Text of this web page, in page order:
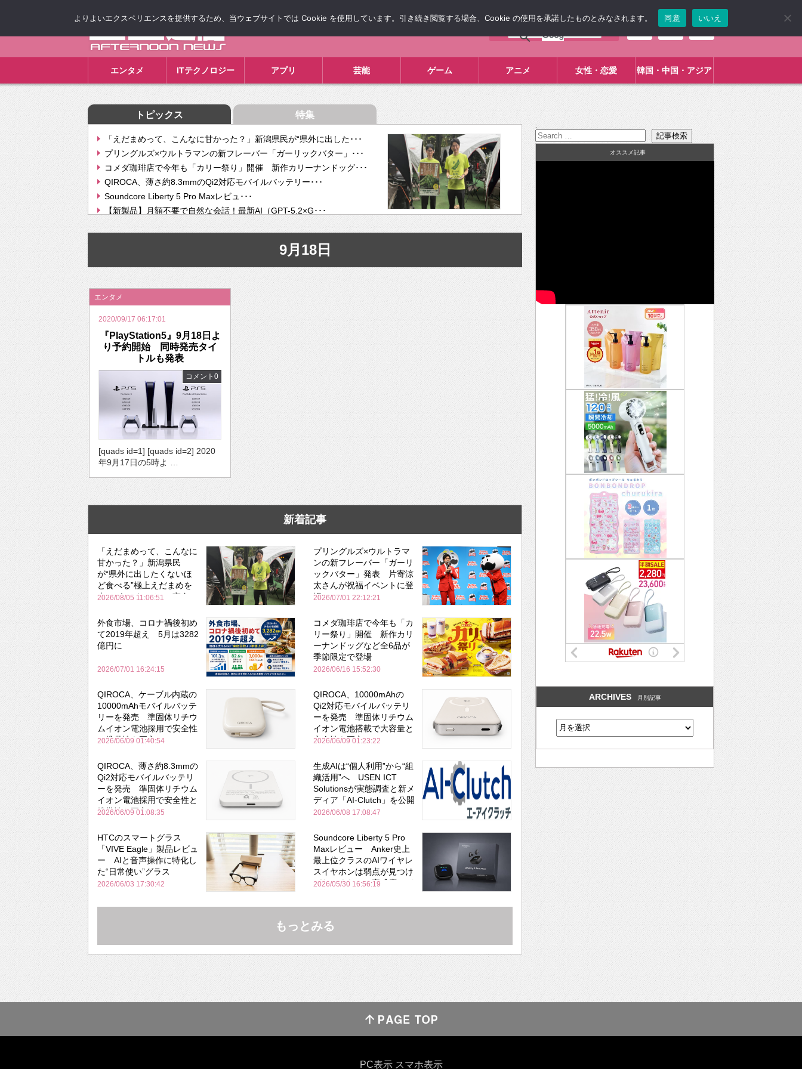
エンタメ ITテクノロジー アプリ 芸能 ゲーム アニメ 女性・恋愛 韓国・中国・アジア
トピックス 特集
「えだまめって、こんなに甘かった？」新潟県民が“県外に出した･･･
プリングルズ×ウルトラマンの新フレーバー「ガーリックバター」･･･
コメダ珈琲店で今年も「カリー祭り」開催 新作カリーナンドッグ･･･
QIROCA、薄さ約8.3mmのQi2対応モバイルバッテリー･･･
Soundcore Liberty 5 Pro Maxレビュ･･･
【新製品】月額不要で自然な会話！最新AI（GPT-5.2×G･･･
【次世代の没入感と生産性】VITURE Luma Ultra･･･
挫折率8割の壁をAIで突破。ジャストシステム、”自分が今話し･･･
2026年のバレンタインは「自分で作って、想いを渡す」 TE･･･
9月18日
エンタメ
2020/09/17 06:17:01
『PlayStation5』9月18日よ
り予約開始 同時発売タイ
トルも発表
コメント0
[quads id=1] [quads id=2] 2020
年9月17日の5時よ …
新着記事
「えだまめって、こんなに
甘かった？」新潟県民
が“県外に出したくないほ
ど食べる”極上えだまめを
森のビアガーデンで実食
2026/08/05 11:06:51
プリングルズ×ウルトラマ
ンの新フレーバー「ガーリ
ックバター」発表 片寄涼
太さんが祝福イベントに登
場
2026/07/01 22:12:21
外食市場、コロナ禍後初め
て2019年超え 5月は3282
億円に
2026/07/01 16:24:15
コメダ珈琲店で今年も「カ
リー祭り」開催 新作カリ
ーナンドッグなど全6品が
季節限定で登場
2026/06/16 15:52:30
QIROCA、ケーブル内蔵の
10000mAhモバイルバッテ
リーを発売 準固体リチウ
ムイオン電池採用で安全性
と携帯性を両立
2026/06/09 01:40:54
QIROCA、10000mAhの
Qi2対応モバイルバッテリ
ーを発売 準固体リチウム
イオン電池搭載で大容量と
安全性を両立
2026/06/09 01:23:22
QIROCA、薄さ約8.3mmの
Qi2対応モバイルバッテリ
ーを発売 準固体リチウム
イオン電池採用で安全性と
携帯性を両立
2026/06/09 01:08:35
生成AIは“個人利用”から“組
織活用”へ USEN ICT
Solutionsが実態調査と新メ
ディア「AI-Clutch」を公開
2026/06/08 17:08:47
HTCのスマートグラス
「VIVE Eagle」製品レビュ
ー AIと音声操作に特化し
た“日常使い”グラス
2026/06/03 17:30:42
Soundcore Liberty 5 Pro
Maxレビュー Anker史上
最上位クラスのAIワイヤレ
スイヤホンは弱点が見つけ
づらいくらいの完成度にび
Bose並み
2026/05/30 16:56:19
もっとみる
:
オススメ記事
ARCHIVES 月別記事
PC表示 スマホ表示
よりよいエクスペリエンスを提供するため、当ウェブサイトでは Cookie を使用しています。引き続き閲覧する場合、Cookie の使用を承諾したものとみなされます。 同意 いいえ